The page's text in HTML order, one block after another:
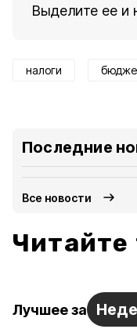
Выделите ее и
налоги
Последние
Все новости
Лучшее за